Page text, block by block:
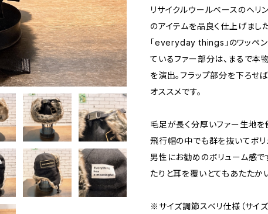
リサイクルウールベースのヘリ
のアイテムを品良く仕上げまし
「everyday things」のワッペン
ているファー部分は、まるで本
を演出。フラップ部分を下ろせ
オススメです。
毛足が長く分厚いファー生地を
飛行帽の中でも群を抜いてボリ
男性にお勧めのボリューム感で
たりと耳を覆いとてもあたたか
※サイズ調節スベリ仕様（サイ